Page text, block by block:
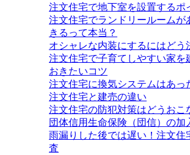
注文住宅で地下室を設置するポ
注文住宅でランドリールームが
きるって本当？
オシャレな内装にするにはどう
注文住宅で子育てしやすい家を
おきたいコツ
注文住宅に換気システムはあっ
注文住宅と建売の違い
注文住宅の防犯対策はどうおこ
団体信用生命保険（団信）の加
雨漏りした後では遅い！注文住
査